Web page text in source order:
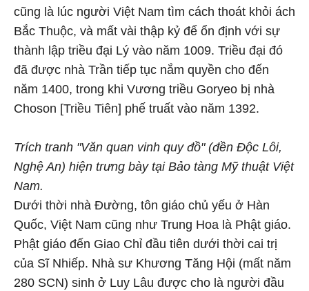
cũng là lúc người Việt Nam tìm cách thoát khỏi ách
Bắc Thuộc, và mất vài thập kỷ để ổn định với sự
thành lập triều đại Lý vào năm 1009. Triều đại đó
đã được nhà Trần tiếp tục nắm quyền cho đến
năm 1400, trong khi Vương triều Goryeo bị nhà
Choson [Triều Tiên] phế truất vào năm 1392.
Trích tranh "Văn quan vinh quy đồ" (đền Độc Lôi,
Nghệ An) hiện trưng bày tại Bảo tàng Mỹ thuật Việt
Nam.
Dưới thời nhà Đường, tôn giáo chủ yếu ở Hàn
Quốc, Việt Nam cũng như Trung Hoa là Phật giáo.
Phật giáo đến Giao Chỉ đầu tiên dưới thời cai trị
của Sĩ Nhiếp. Nhà sư Khương Tăng Hội (mất năm
280 SCN) sinh ở Luy Lâu được cho là người đầu